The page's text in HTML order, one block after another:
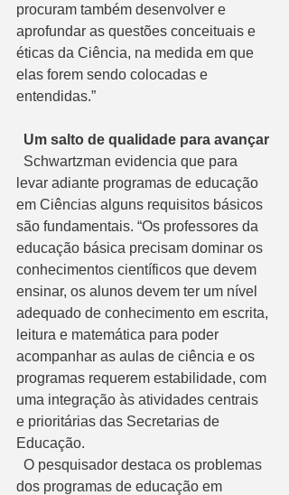
procuram também desenvolver e
aprofundar as questões conceituais e
éticas da Ciência, na medida em que
elas forem sendo colocadas e
entendidas.”
Um salto de qualidade para avançar
levar adiante programas de educação
em Ciências alguns requisitos básicos
são fundamentais. “Os professores da
educação básica precisam dominar os
conhecimentos científicos que devem
ensinar, os alunos devem ter um nível
adequado de conhecimento em escrita,
leitura e matemática para poder
acompanhar as aulas de ciência e os
programas requerem estabilidade, com
uma integração às atividades centrais
e prioritárias das Secretarias de
Educação.
dos programas de educação em